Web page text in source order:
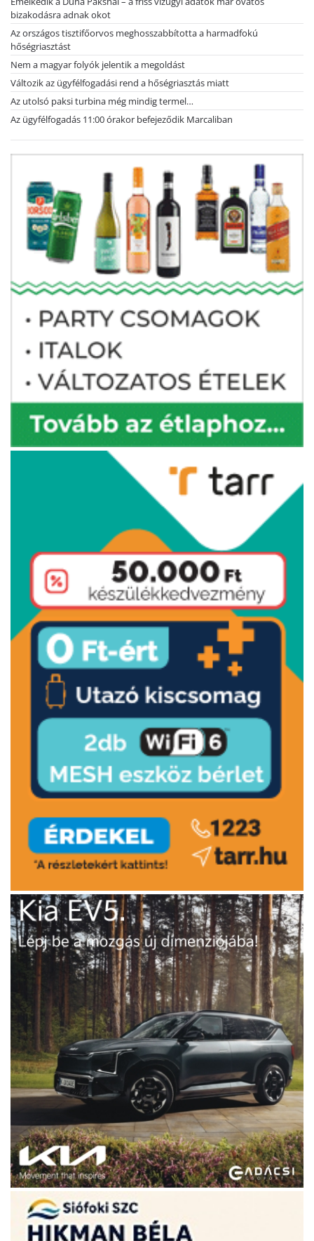
bizakodásra adnak okot
Az országos tisztifőorvos meghosszabbította a harmadfokú
hőségriasztást
Nem a magyar folyók jelentik a megoldást
Változik az ügyfélfogadási rend a hőségriasztás miatt
Az utolsó paksi turbina még mindig termel…
Az ügyfélfogadás 11:00 órakor befejeződik Marcaliban